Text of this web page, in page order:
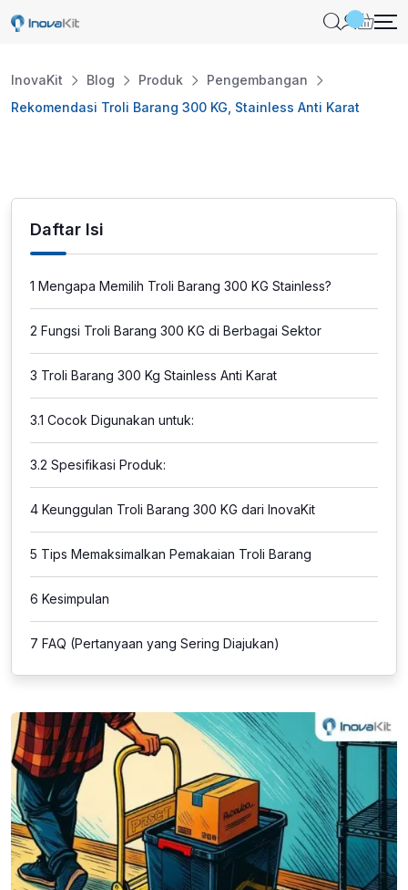
Skip
InovaKit Blog Produk
Pengembangan
Rekomendasi Troli Barang 300 KG, Stainless Anti Karat
Daftar Isi
1 Mengapa Memilih Troli Barang 300 KG Stainless?
2 Fungsi Troli Barang 300 KG di Berbagai Sektor
3 Troli Barang 300 Kg Stainless Anti Karat
3.1 Cocok Digunakan untuk:
3.2 Spesifikasi Produk:
4 Keunggulan Troli Barang 300 KG dari InovaKit
5 Tips Memaksimalkan Pemakaian Troli Barang
6 Kesimpulan
7 FAQ (Pertanyaan yang Sering Diajukan)